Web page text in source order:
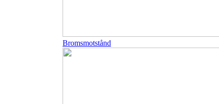
Bromsmotstånd